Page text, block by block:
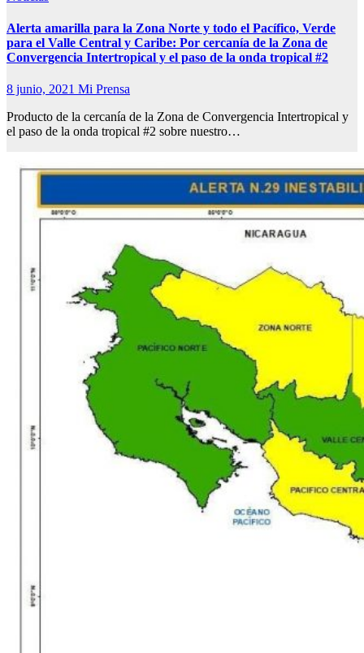
Alerta amarilla para la Zona Norte y todo el Pacífico, Verde
para el Valle Central y Caribe: Por cercanía de la Zona de
Convergencia Intertropical y el paso de la onda tropical #2
8 junio, 2021 Mi Prensa
Producto de la cercanía de la Zona de Convergencia Intertropical y
el paso de la onda tropical #2 sobre nuestro…